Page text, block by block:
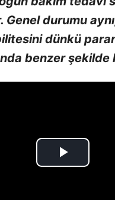
durumu
dünkü
benzer şekilde